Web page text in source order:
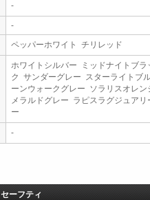
-
-
ペッパーホワイト チリレッド
ホワイトシルバー ミッドナイトブラ
ク サンダーグレー スターライトブ
ーンウォークグレー ソラリスオレ
メラルドグレー ラピスラグジュアリ
ー
-
セーフティ